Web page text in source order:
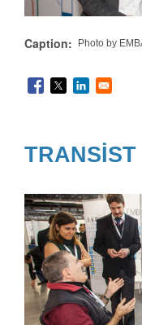
Caption Photo by
TRANSİST